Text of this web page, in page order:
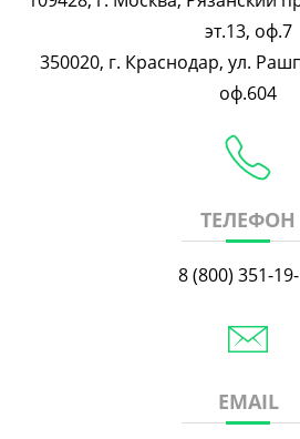
эт.13, оф.7
350020, г. Краснодар, ул.
оф.604
ТЕЛЕФОН
8 (800) 351-
EMAIL